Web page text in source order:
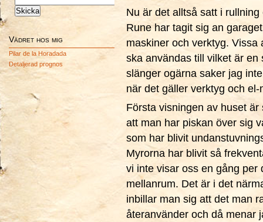
Vädret hos mig
Pilar de la Horadada
Detaljerad prognos
Nu är det alltså satt i
Rune har tagit sig an
maskiner och verktyg.
ska användas till vilket är
slänger ogärna saker jag
när det gäller verktyg och el-
Första visningen av huset
att man har piskan över sig
som har blivit
Myrorna har blivit så
vi inte visar oss en gång per
mellanrum. Det är i det
inbillar man sig att det man
återanvänder och då menar